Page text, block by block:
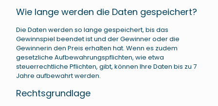
Wie lange werden die Daten gespeichert?
Die Daten werden so lange gespeichert, bis das
Gewinnspiel beendet ist und der Gewinner oder die
Gewinnerin den Preis erhalten hat. Wenn es zudem
gesetzliche Aufbewahrungspflichten, wie etwa
steuerrechtliche Pflichten, gibt, können Ihre Daten bis zu 7
Jahre aufbewahrt werden.
Rechtsgrundlage